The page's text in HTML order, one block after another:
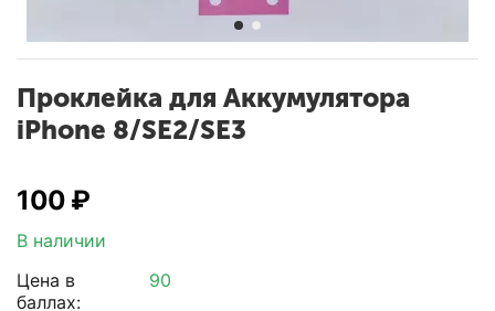
Проклейка для Аккумулятора
iPhone 8/SE2/SE3
‍100‍ ₽
В наличии
Цена в
баллах:
90